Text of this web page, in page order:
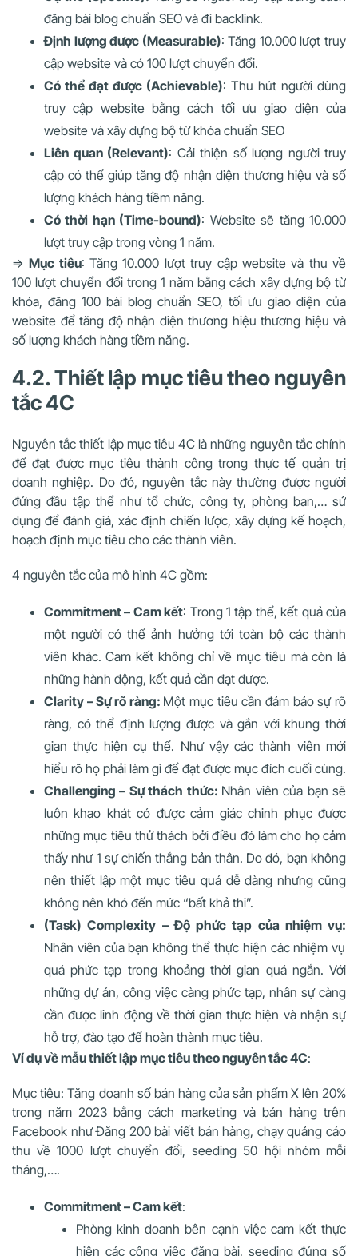
đăng bài blog chuẩn SEO và đi backlink.
Định lượng được (Measurable): Tăng 10.000 lượt truy
cập website và có 100 lượt chuyển đổi.
Có thể đạt được (Achievable): Thu hút người dùng
truy cập website bằng cách tối ưu giao diện của
website và xây dựng bộ từ khóa chuẩn SEO
Liên quan (Relevant): Cải thiện số lượng người truy
cập có thể giúp tăng độ nhận diện thương hiệu và số
lượng khách hàng tiềm năng.
Có thời hạn (Time-bound): Website sẽ tăng 10.000
lượt truy cập trong vòng 1 năm.
⇒Mục tiêu: Tăng 10.000 lượt truy cập website và thu về
100 lượt chuyển đổi trong 1 năm bằng cách xây dựng bộ từ
khóa, đăng 100 bài blog chuẩn SEO, tối ưu giao diện của
website để tăng độ nhận diện thương hiệu thương hiệu và
số lượng khách hàng tiềm năng.
4.2. Thiết lập mục tiêu theo nguyên
tắc 4C
Nguyên tắc thiết lập mục tiêu 4C là những nguyên tắc chính
để đạt được mục tiêu thành công trong thực tế quản trị
doanh nghiệp. Do đó, nguyên tắc này thường được người
đứng đầu tập thể như tổ chức, công ty, phòng ban,… sử
dụng để đánh giá, xác định chiến lược, xây dựng kế hoạch,
hoạch định mục tiêu cho các thành viên.
4 nguyên tắc của mô hình 4C gồm:
Commitment – Cam kết: Trong 1 tập thể, kết quả của
một người có thể ảnh hưởng tới toàn bộ các thành
viên khác. Cam kết không chỉ về mục tiêu mà còn là
những hành động, kết quả cần đạt được.
Clarity – Sự rõ ràng: Một mục tiêu cần đảm bảo sự rõ
ràng, có thể định lượng được và gắn với khung thời
gian thực hiện cụ thể. Như vậy các thành viên mới
hiểu rõ họ phải làm gì để đạt được mục đích cuối cùng.
Challenging – Sự thách thức: Nhân viên của bạn sẽ
luôn khao khát có được cảm giác chinh phục được
những mục tiêu thử thách bởi điều đó làm cho họ cảm
thấy như 1 sự chiến thắng bản thân. Do đó, bạn không
nên thiết lập một mục tiêu quá dễ dàng nhưng cũng
không nên khó đến mức “bất khả thi”.
(Task) Complexity – Độ phức tạp của nhiệm vụ:
Nhân viên của bạn không thể thực hiện các nhiệm vụ
quá phức tạp trong khoảng thời gian quá ngắn. Với
những dự án, công việc càng phức tạp, nhân sự càng
cần được linh động về thời gian thực hiện và nhận sự
hỗ trợ, đào tạo để hoàn thành mục tiêu.
Ví dụ về mẫu thiết lập mục tiêu theo nguyên tắc 4C:
Mục tiêu: Tăng doanh số bán hàng của sản phẩm X lên 20%
trong năm 2023 bằng cách marketing và bán hàng trên
Facebook như Đăng 200 bài viết bán hàng, chạy quảng cáo
thu về 1000 lượt chuyển đổi, seeding 50 hội nhóm mỗi
tháng,….
Commitment – Cam kết:
Phòng kinh doanh bên cạnh việc cam kết thực
hiện các công việc đăng bài, seeding đúng số